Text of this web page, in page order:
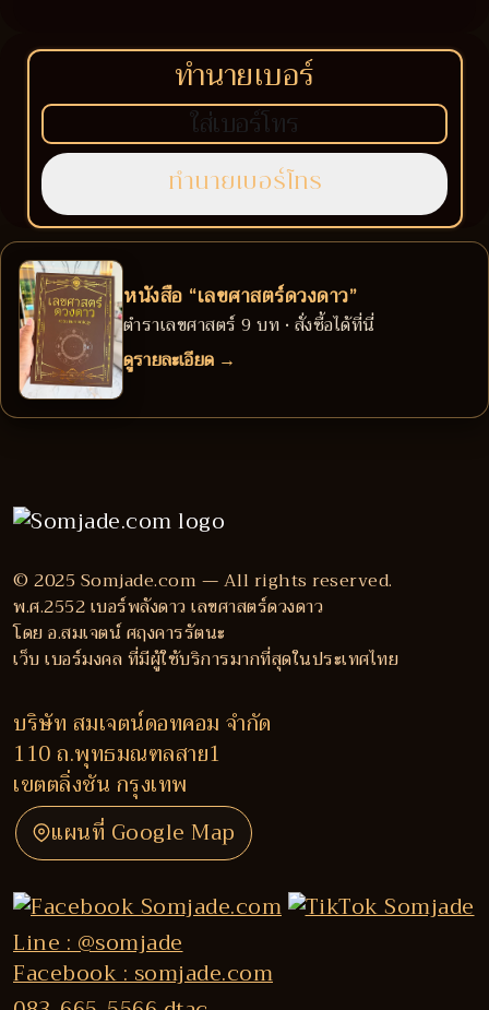
ทำนายเบอร์
หนังสือ “เลขศาสตร์ดวงดาว”
ตำราเลขศาสตร์ 9 บท • สั่งซื้อได้ที่นี่
ดูรายละเอียด →
© 2025 Somjade.com — All rights reserved.
พ.ศ.2552 เบอร์พลังดาว เลขศาสตร์ดวงดาว
โดย อ.สมเจตน์ ศฤงคารรัตนะ
เว็บ เบอร์มงคล ที่มีผู้ใช้บริการมากที่สุดในประเทศไทย
บริษัท สมเจตน์ดอทคอม จำกัด
110 ถ.พุทธมณฑลสาย1
เขตตลิ่งชัน กรุงเทพ
แผนที่ Google Map
Line : @somjade
Facebook : somjade.com